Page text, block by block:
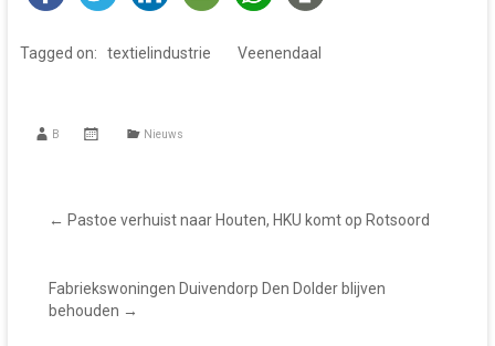
Tagged on: textielindustrie Veenendaal
B Nieuws
← Pastoe verhuist naar Houten, HKU komt op Rotsoord
Fabriekswoningen Duivendorp Den Dolder blijven
behouden →